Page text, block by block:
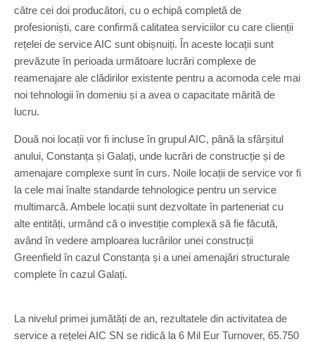
către cei doi producători, cu o echipă completă de
profesioniști, care confirmă calitatea serviciilor cu care clienții
rețelei de service AIC sunt obișnuiți. În aceste locații sunt
prevăzute în perioada următoare lucrări complexe de
reamenajare ale clădirilor existente pentru a acomoda cele mai
noi tehnologii în domeniu și a avea o capacitate mărită de
lucru.
Două noi locații vor fi incluse în grupul AIC, până la sfârșitul
anului, Constanța și Galați, unde lucrări de construcție și de
amenajare complexe sunt în curs. Noile locații de service vor fi
la cele mai înalte standarde tehnologice pentru un service
multimarcă. Ambele locații sunt dezvoltate în parteneriat cu
alte entități, urmând că o investiție complexă să fie făcută,
având în vedere amploarea lucrărilor unei construcții
Greenfield în cazul Constanța și a unei amenajări structurale
complete în cazul Galați.
La nivelul primei jumătăți de an, rezultatele din activitatea de
service a rețelei AIC SN se ridică la 6 Mil Eur Turnover, 65.750